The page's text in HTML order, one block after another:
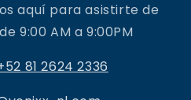
aquí para asistirte de
9:00 AM a 9:00PM
81 2624 2336